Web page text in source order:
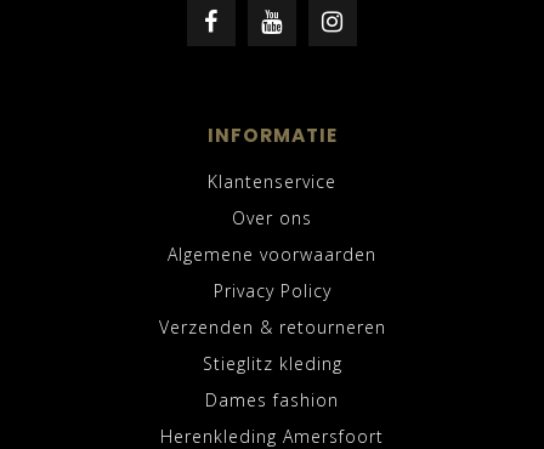
INFORMATIE
Klantenservice
Over ons
Algemene voorwaarden
Privacy Policy
Verzenden & retourneren
Stieglitz kleding
Dames fashion
Herenkleding Amersfoort